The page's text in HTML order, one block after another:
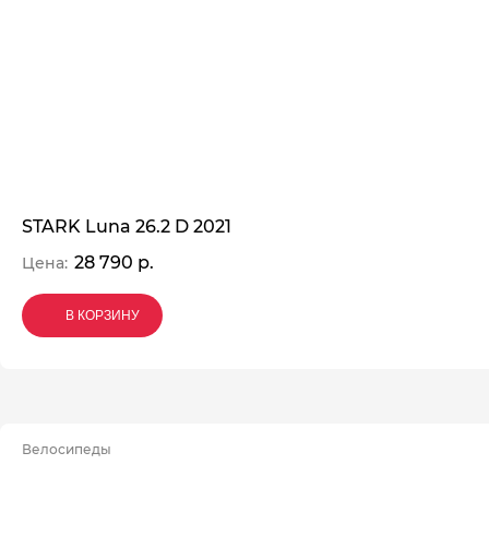
STARK Luna 26.2 D 2021
Цена: 28 790 р.
В КОРЗИНУ
В КОРЗИНУ
В КОРЗИНУ
Велосипеды